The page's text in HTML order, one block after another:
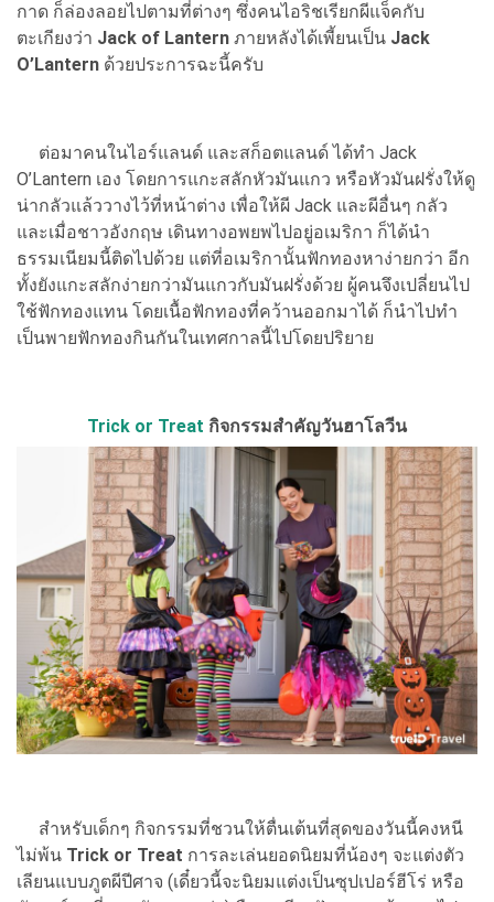
กาด ก็ล่องลอยไปตามที่ต่างๆ ซึ่งคนไอริชเรียกผีแจ็คกับ
ตะเกียงว่า Jack of Lantern ภายหลังได้เพี้ยนเป็น Jack
O’Lantern ด้วยประการฉะนี้ครับ
ต่อมาคนในไอร์แลนด์ และสก็อตแลนด์ ได้ทำ Jack
O’Lantern เอง โดยการแกะสลักหัวมันแกว หรือหัวมันฝรั่งให้ดู
น่ากลัวแล้ววางไว้ที่หน้าต่าง เพื่อให้ผี Jack และผีอื่นๆ กลัว
และเมื่อชาวอังกฤษ เดินทางอพยพไปอยู่อเมริกา ก็ได้นำ
ธรรมเนียมนี้ติดไปด้วย แต่ที่อเมริกานั้นฟักทองหาง่ายกว่า อีก
ทั้งยังแกะสลักง่ายกว่ามันแกวกับมันฝรั่งด้วย ผู้คนจึงเปลี่ยนไป
ใช้ฟักทองแทน โดยเนื้อฟักทองที่คว้านออกมาได้ ก็นำไปทำ
เป็นพายฟักทองกินกันในเทศกาลนี้ไปโดยปริยาย
Trick or Treat กิจกรรมสำคัญวันฮาโลวีน
สำหรับเด็กๆ กิจกรรมที่ชวนให้ตื่นเต้นที่สุดของวันนี้คงหนี
ไม่พ้น Trick or Treat การละเล่นยอดนิยมที่น้องๆ จะแต่งตัว
เลียนแบบภูตผีปีศาจ (เดี๋ยวนี้จะนิยมแต่งเป็นซุปเปอร์ฮีโร่ หรือ